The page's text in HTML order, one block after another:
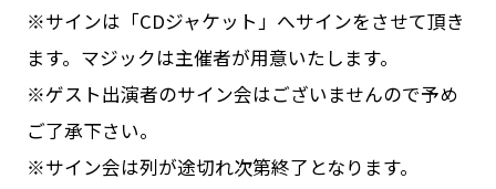
※サインは「CDジャケット」へサインをさせて頂き
ます。マジックは主催者が用意いたします。
※ゲスト出演者のサイン会はございませんので予め
ご了承下さい。
※サイン会は列が途切れ次第終了となります。